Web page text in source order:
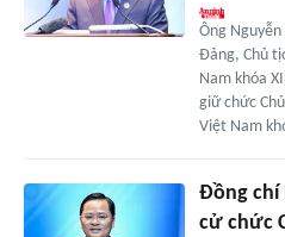
Ông
Đảng, Chủ
Nam khóa
giữ chức
Việt Nam
Đồng chí
cử chức